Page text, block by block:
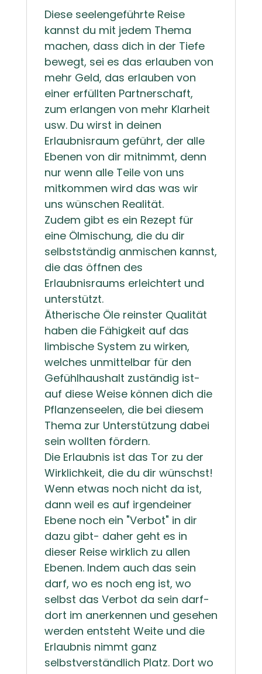
Diese seelengeführte Reise
kannst du mit jedem Thema
machen, dass dich in der Tiefe
bewegt, sei es das erlauben von
mehr Geld, das erlauben von
einer erfüllten Partnerschaft,
zum erlangen von mehr Klarheit
usw. Du wirst in deinen
Erlaubnisraum geführt, der alle
Ebenen von dir mitnimmt, denn
nur wenn alle Teile von uns
mitkommen wird das was wir
uns wünschen Realität.
Zudem gibt es ein Rezept für
eine Ölmischung, die du dir
selbstständig anmischen kannst,
die das öffnen des
Erlaubnisraums erleichtert und
unterstützt.
Ätherische Öle reinster Qualität
haben die Fähigkeit auf das
limbische System zu wirken,
welches unmittelbar für den
Gefühlhaushalt zuständig ist-
auf diese Weise können dich die
Pflanzenseelen, die bei diesem
Thema zur Unterstützung dabei
sein wollten fördern.
Die Erlaubnis ist das Tor zu der
Wirklichkeit, die du dir wünschst!
Wenn etwas noch nicht da ist,
dann weil es auf irgendeiner
Ebene noch ein "Verbot" in dir
dazu gibt- daher geht es in
dieser Reise wirklich zu allen
Ebenen. Indem auch das sein
darf, wo es noch eng ist, wo
selbst das Verbot da sein darf-
dort im anerkennen und gesehen
werden entsteht Weite und die
Erlaubnis nimmt ganz
selbstverständlich Platz. Dort wo